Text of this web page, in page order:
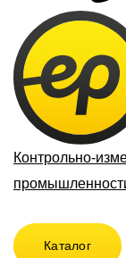
Контрольно-
Каталог